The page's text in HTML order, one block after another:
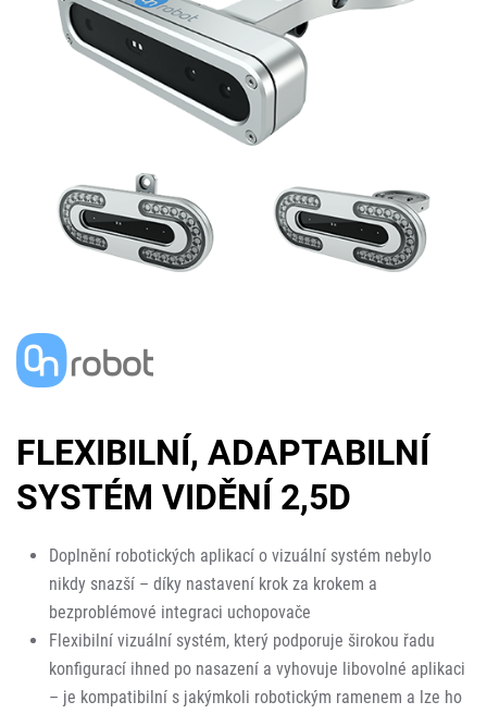
FLEXIBILNÍ, ADAPTABILNÍ
SYSTÉM VIDĚNÍ 2,5D
Doplnění robotických aplikací o vizuální systém nebylo
nikdy snazší – díky nastavení krok za krokem a
bezproblémové integraci uchopovače
Flexibilní vizuální systém, který podporuje širokou řadu
konfigurací ihned po nasazení a vyhovuje libovolné aplikaci
– je kompatibilní s jakýmkoli robotickým ramenem a lze ho